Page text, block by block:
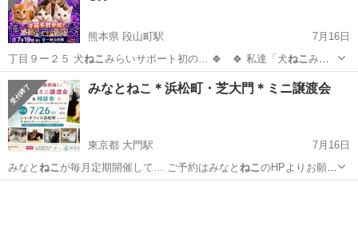
熊本県 段山町駅
7月16日
丁目９ー２５ 犬ねこ みらいサポート初の… 🍀 🍀 私達「犬ねこ みら
いサポート」は… = もしくは「犬ねこみらいサポート」で…
熊本 熊本市 段山町駅 その他 Instagram
みなとねこ＊浜松町・芝大門＊ミニ譲渡会
東京都 大門駅
7月16日
みなと ねこ が毎月定期開催して… ご予約はみなと ねこ のHPよりお願い
し… たちの様子はみなとねこの各種SNSもご覧… 込書類一式はみなと